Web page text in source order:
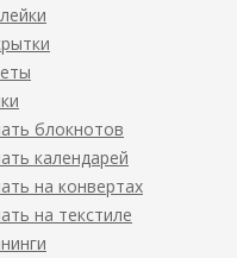
блокнотов
календарей
на конвертах
на текстиле